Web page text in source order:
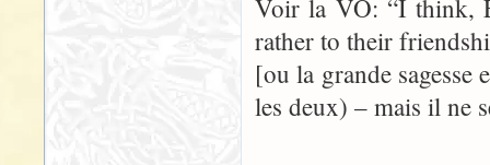
Voir la VO: “I think,
rather to their
[ou la grande sagesse
les deux) – mais il ne